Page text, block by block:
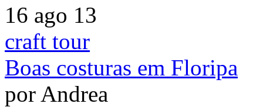
16 ago 13
craft tour
Boas costuras em Floripa
por Andrea